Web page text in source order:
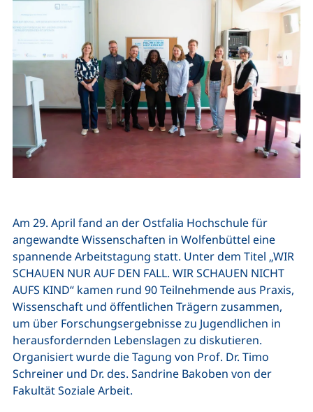
Am 29. April fand an der Ostfalia Hochschule für
angewandte Wissenschaften in Wolfenbüttel eine
spannende Arbeitstagung statt. Unter dem Titel „WIR
SCHAUEN NUR AUF DEN FALL. WIR SCHAUEN NICHT
AUFS KIND“ kamen rund 90 Teilnehmende aus Praxis,
Wissenschaft und öffentlichen Trägern zusammen,
um über Forschungsergebnisse zu Jugendlichen in
herausfordernden Lebenslagen zu diskutieren.
Organisiert wurde die Tagung von Prof. Dr. Timo
Schreiner und Dr. des. Sandrine Bakoben von der
Fakultät Soziale Arbeit.